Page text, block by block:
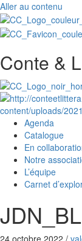
Aller au contenu
Conte &
Agenda
Catalogue
En
Notre
L’équipe
Carnet
24 octobre 2022 /